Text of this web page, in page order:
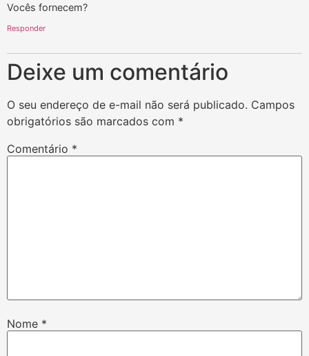
Vocês fornecem?
Responder
Deixe um comentário
O seu endereço de e-mail não será publicado. Campos
obrigatórios são marcados com *
Comentário *
Nome *